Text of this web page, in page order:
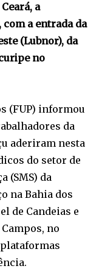
a
a entrada da
(Lubnor), da
no
(FUP) informou
da
aderiram nesta
do setor de
(SMS) da
na Bahia dos
de Candeias e
no